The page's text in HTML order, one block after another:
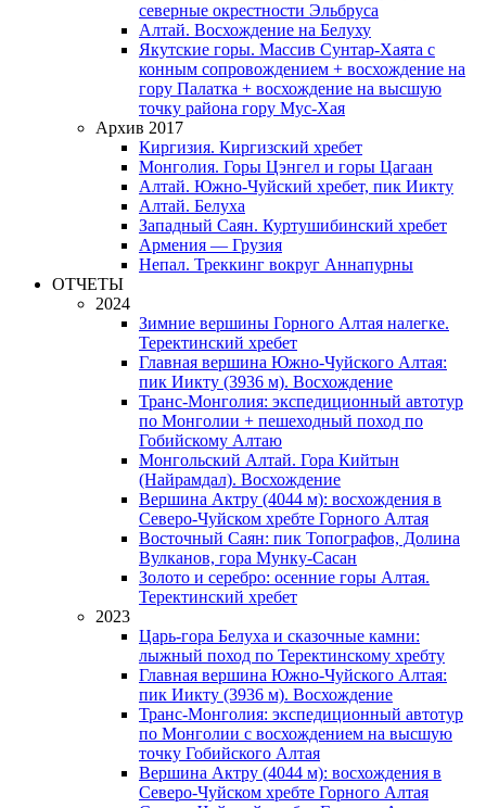
северные окрестности Эльбруса
Алтай. Восхождение на Белуху
Якутские горы. Массив Сунтар-Хаята с
конным сопровождением + восхождение на
гору Палатка + восхождение на высшую
точку района гору Мус-Хая
Архив 2017
Киргизия. Киргизский хребет
Монголия. Горы Цэнгел и горы Цагаан
Алтай. Южно-Чуйский хребет, пик Иикту
Алтай. Белуха
Западный Саян. Куртушибинский хребет
Армения — Грузия
Непал. Треккинг вокруг Аннапурны
ОТЧЕТЫ
2024
Зимние вершины Горного Алтая налегке.
Теректинский хребет
Главная вершина Южно-Чуйского Алтая:
пик Иикту (3936 м). Восхождение
Транс-Монголия: экспедиционный автотур
по Монголии + пешеходный поход по
Гобийскому Алтаю
Монгольский Алтай. Гора Кийтын
(Найрамдал). Восхождение
Вершина Актру (4044 м): восхождения в
Северо-Чуйском хребте Горного Алтая
Восточный Саян: пик Топографов, Долина
Вулканов, гора Мунку-Сасан
Золото и серебро: осенние горы Алтая.
Теректинский хребет
2023
Царь-гора Белуха и сказочные камни:
лыжный поход по Теректинскому хребту
Главная вершина Южно-Чуйского Алтая:
пик Иикту (3936 м). Восхождение
Транс-Монголия: экспедиционный автотур
по Монголии с восхождением на высшую
точку Гобийского Алтая
Вершина Актру (4044 м): восхождения в
Северо-Чуйском хребте Горного Алтая